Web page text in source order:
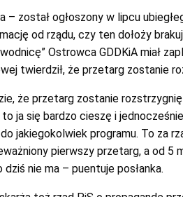
– został ogłoszony w lipcu
od rządu, czy ten dołoży
Ostrowca GDDKiA miał
twierdził, że przetarg zostanie
że przetarg zostanie
ja się bardzo cieszę i
jakiegokolwiek programu. To za
pierwszy przetarg, a od 5
nie ma – puentuje posłanka.